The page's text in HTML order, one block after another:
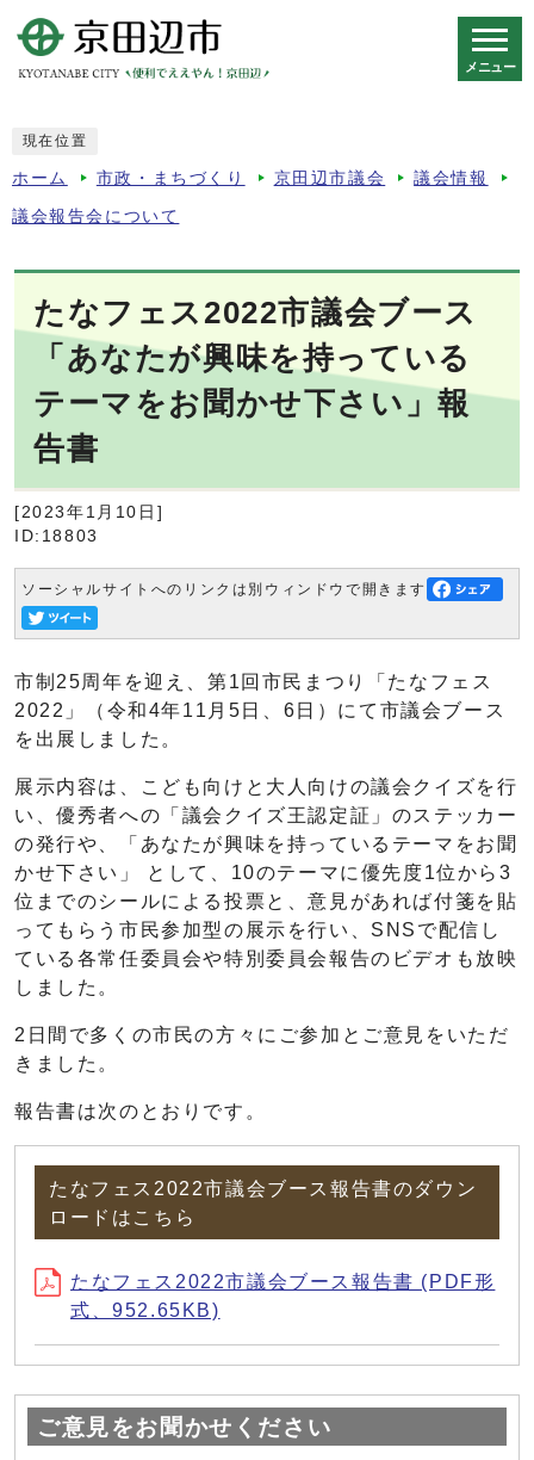
メニュー
現在位置
ホーム 市政・まちづくり 京田辺市議会 議会情報
議会報告会について
たなフェス2022市議会ブース
「あなたが興味を持っている
テーマをお聞かせ下さい」報
告書
[2023年1月10日]
ID:18803
ソーシャルサイトへのリンクは別ウィンドウで開きます
市制25周年を迎え、第1回市民まつり「たなフェス
2022」（令和4年11月5日、6日）にて市議会ブース
を出展しました。
展示内容は、こども向けと大人向けの議会クイズを行
い、優秀者への「議会クイズ王認定証」のステッカー
の発行や、「あなたが興味を持っているテーマをお聞
かせ下さい」 として、10のテーマに優先度1位から3
位までのシールによる投票と、意見があれば付箋を貼
ってもらう市民参加型の展示を行い、SNSで配信し
ている各常任委員会や特別委員会報告のビデオも放映
しました。
2日間で多くの市民の方々にご参加とご意見をいただ
きました。
報告書は次のとおりです。
たなフェス2022市議会ブース報告書のダウン
ロードはこちら
たなフェス2022市議会ブース報告書 (PDF形
式、952.65KB)
ご意見をお聞かせください